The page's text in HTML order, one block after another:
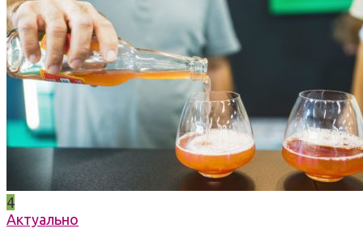
4
Актуально